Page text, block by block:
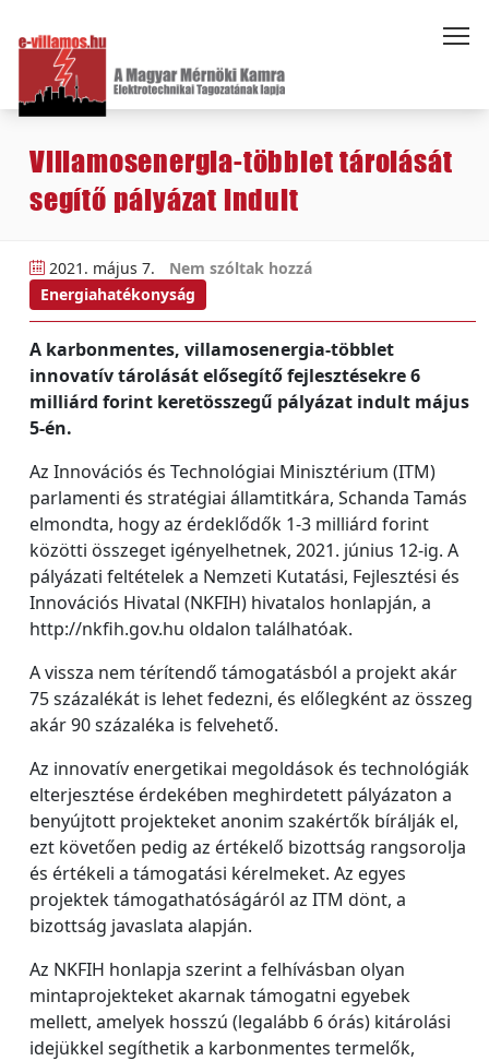
Villamosenergia-többlet tárolását
segítő pályázat indult
2021. május 7.
Nem szóltak hozzá
Energiahatékonyság
A karbonmentes, villamosenergia-többlet
innovatív tárolását elősegítő fejlesztésekre 6
milliárd forint keretösszegű pályázat indult május
5-én.
Az Innovációs és Technológiai Minisztérium (ITM)
parlamenti és stratégiai államtitkára, Schanda Tamás
elmondta, hogy az érdeklődők 1-3 milliárd forint
közötti összeget igényelhetnek, 2021. június 12-ig. A
pályázati feltételek a Nemzeti Kutatási, Fejlesztési és
Innovációs Hivatal (NKFIH) hivatalos honlapján, a
http://nkfih.gov.hu oldalon találhatóak.
A vissza nem térítendő támogatásból a projekt akár
75 százalékát is lehet fedezni, és előlegként az összeg
akár 90 százaléka is felvehető.
Az innovatív energetikai megoldások és technológiák
elterjesztése érdekében meghirdetett pályázaton a
benyújtott projekteket anonim szakértők bírálják el,
ezt követően pedig az értékelő bizottság rangsorolja
és értékeli a támogatási kérelmeket. Az egyes
projektek támogathatóságáról az ITM dönt, a
bizottság javaslata alapján.
Az NKFIH honlapja szerint a felhívásban olyan
mintaprojekteket akarnak támogatni egyebek
mellett, amelyek hosszú (legalább 6 órás) kitárolási
idejükkel segíthetik a karbonmentes termelők,